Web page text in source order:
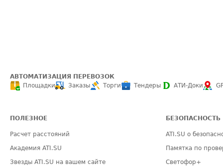
АВТОМАТИЗАЦИЯ ПЕРЕВОЗОК
Площадки
Заказы Торги Тендеры АТИ-Доки
ПОЛЕЗНОЕ
Расчет расстояний
Академия ATI.SU
Звезды ATI.SU на вашем сайте
БЕЗОПАСНОСТЬ
ATI.SU о
Памятка по
Светофор+